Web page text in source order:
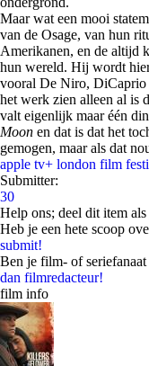
Maar wat een mooi
van de Osage, van hun
Amerikanen, en de altijd
hun wereld. Hij wordt
vooral De Niro, DiCaprio
het werk zien alleen al is
valt eigenlijk maar één
Moon en dat is dat het
gemogen, maar als dat
apple tv+ london film
Submitter:
30
Help ons; deel dit item
Heb je een hete scoop
submit!
Ben je film- of
dan filmredacteur!
film info